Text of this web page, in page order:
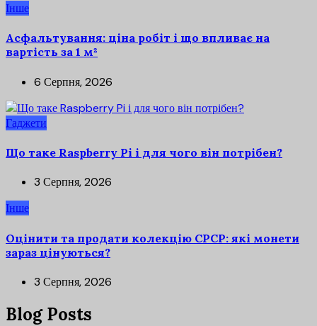
Інше
Асфальтування: ціна робіт і що впливає на
вартість за 1 м²
6 Серпня, 2026
Гаджети
Що таке Raspberry Pi і для чого він потрібен?
3 Серпня, 2026
Інше
Оцінити та продати колекцію СРСР: які монети
зараз цінуються?
3 Серпня, 2026
Blog Posts